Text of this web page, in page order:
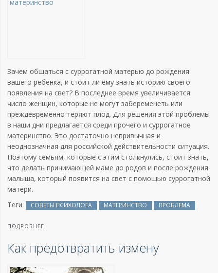
Зачем общаться с суррогатной матерью до рождения
вашего ребенка, и стоит ли ему знать историю своего
появления на свет? В последнее время увеличивается
число женщин, которые не могут забеременеть или
преждевременно теряют плод. Для решения этой проблемы
в наши дни предлагается среди прочего и суррогатное
материнство. Это достаточно непривычная и
неоднозначная для российской действительности ситуация.
Поэтому семьям, которые с этим столкнулись, стоит знать,
что делать принимающей маме до родов и после рождения
малыша, который появится на свет с помощью суррогатной
матери.
Теги:
СОВЕТЫ ПСИХОЛОГА МАТЕРИНСТВО ПРОБЛЕМА
ПОДРОБНЕЕ
Как предотвратить измену